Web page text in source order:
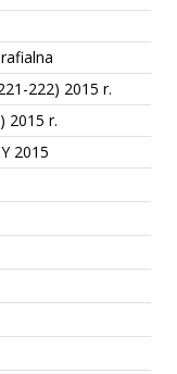
222) 2015 r.
2015 r.
2015